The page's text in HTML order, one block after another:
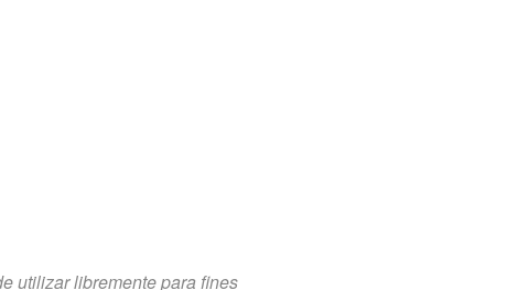
utilizar libremente para fines